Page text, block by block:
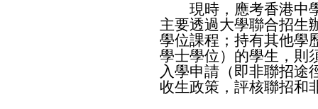
現時，應考香港中學
主要透過大學聯合招生
學位課程；持有其他學
學士學位）的學生，則
入學申請（即非聯招途
收生政策，評核聯招和